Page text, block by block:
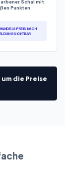
Schal mit
Punkten
NACH A
SICHTBAR
die Preise